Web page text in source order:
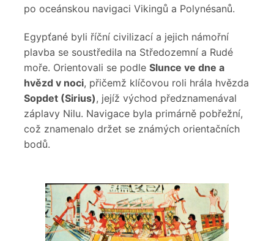
po oceánskou navigaci Vikingů a Polynésanů.
Egypťané byli říční civilizací a jejich námořní
plavba se soustředila na Středozemní a Rudé
moře. Orientovali se podle Slunce ve dne a
hvězd v noci, přičemž klíčovou roli hrála hvězda
Sopdet (Sirius), jejíž východ předznamenával
záplavy Nilu. Navigace byla primárně pobřežní,
což znamenalo držet se známých orientačních
bodů.